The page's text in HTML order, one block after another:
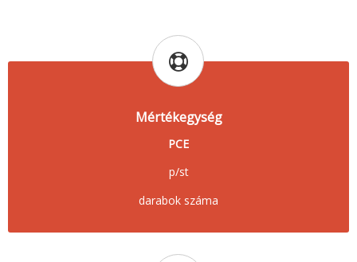
Mértékegység
PCE
p/st
darabok száma